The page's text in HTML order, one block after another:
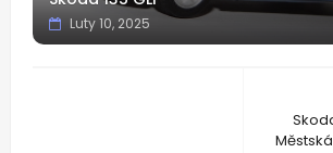
Luty 10, 2025